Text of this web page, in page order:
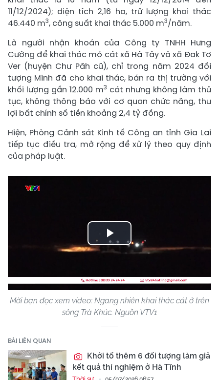
11/12/2024); diện tích 2,16 ha, trữ lượng khai thác
46.440 m3, công suất khai thác 5.000 m3/năm.
Là người nhận khoán của Công ty TNHH Hưng
Cường để khai thác mỏ cát xã Hà Tây và xã Đak Tơ
Ver (huyện Chư Păh cũ), chỉ trong năm 2024 đối
tượng Minh đã cho khai thác, bán ra thị trường với
khối lượng gần 12.000 m3 cát nhưng không làm thủ
tục, không thông báo với cơ quan chức năng, thu
lợi bất chính số tiền khoảng 2,4 tỷ đồng.
Hiện, Phòng Cảnh sát Kinh tế Công an tỉnh Gia Lai
tiếp tục điều tra, mở rộng để xử lý theo quy định
của pháp luật.
Play
Mời bạn đọc xem video: Ngang nhiên khai thác cát ở trên
sông Trà Khúc. Nguồn VTV1
BÀI LIÊN QUAN
Khởi tố thêm 6 đối tượng làm giả
kết quả thí nghiệm ở Hà Tĩnh